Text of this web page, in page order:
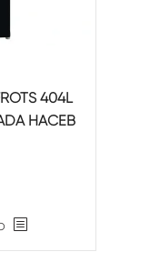
404L
HACEB